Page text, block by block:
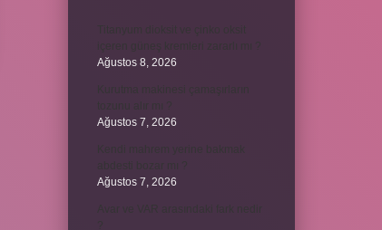
Ağustos 8, 2026
Ağustos 7, 2026
Ağustos 7, 2026